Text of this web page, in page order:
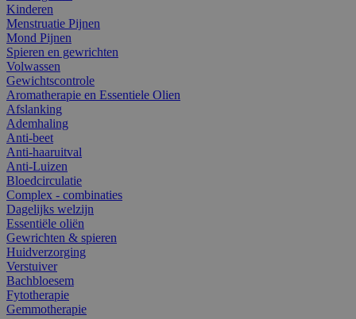
Kinderen
Menstruatie Pijnen
Mond Pijnen
Spieren en gewrichten
Volwassen
Gewichtscontrole
Aromatherapie en Essentiele Olien
Afslanking
Ademhaling
Anti-beet
Anti-haaruitval
Anti-Luizen
Bloedcirculatie
Complex - combinaties
Dagelijks welzijn
Essentiële oliën
Gewrichten & spieren
Huidverzorging
Verstuiver
Bachbloesem
Fytotherapie
Gemmotherapie